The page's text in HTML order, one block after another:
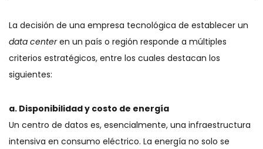
La decisión de una empresa tecnológica de establecer un
data centeren un país o región responde a múltiples
criterios estratégicos, entre los cuales destacan los
siguientes:
a. Disponibilidad y costo de energía
Un centro de datos es, esencialmente, una infraestructura
intensiva en consumo eléctrico. La energía no solo se